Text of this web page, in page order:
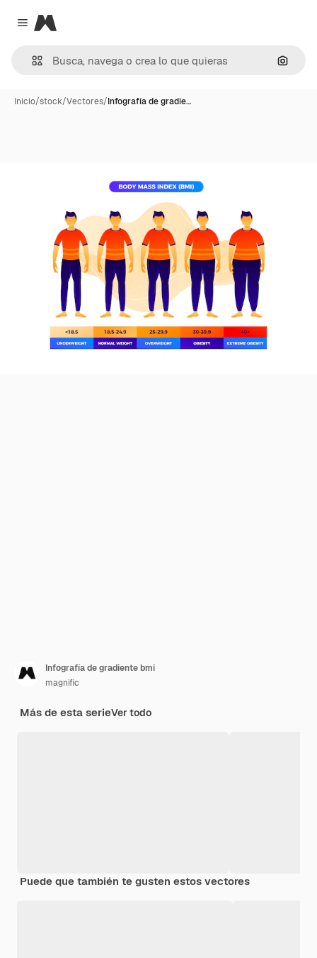
Close menu
Magnific
Inicio/stock/Vectores/Infografía de gradie…
Infografía de gradiente bmi
magnific
Más de esta serieVer todo
Puede que también te gusten estos vectores